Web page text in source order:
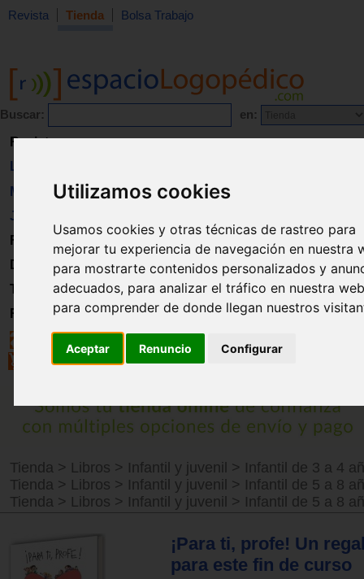
Utilizamos cookies
Usamos cookies y otras técnicas de rastreo para
mejorar tu experiencia de navegación en nuestra
para mostrarte contenidos personalizados y
adecuados, para analizar el tráfico en nuestra
para comprender de donde llegan nuestros
Aceptar Renuncio Configurar
Revista Tienda Bolsa Trabajo
Buscar: en:
Revista
Libros
Material
Juguetes
Formación
Directorio
Trabajo
Registro
Tienda > Libros > Infantil y juvenil > Infantil de 3 a 4
Tienda > Libros > Infantil y juvenil > Infantil de 5 a 8
Tienda > Libros > Infantil y juvenil > Infantil de 5 a 8
¡Para ti, profe! Un
para este fin de curso